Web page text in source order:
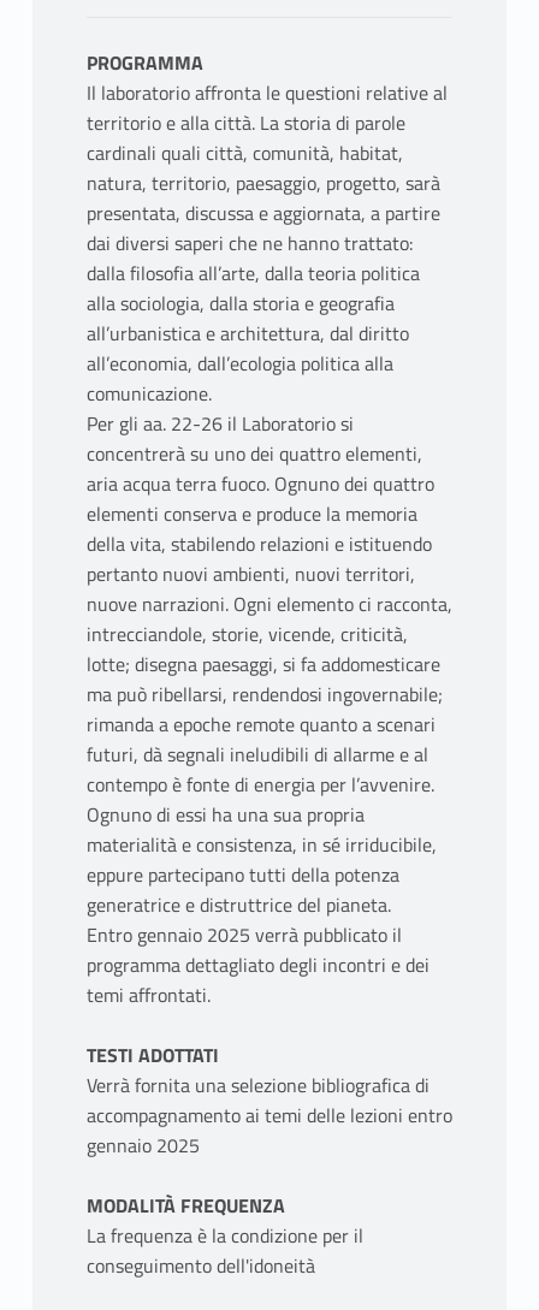
PROGRAMMA
Il laboratorio affronta le questioni relative al
territorio e alla città. La storia di parole
cardinali quali città, comunità, habitat,
natura, territorio, paesaggio, progetto, sarà
presentata, discussa e aggiornata, a partire
dai diversi saperi che ne hanno trattato:
dalla filosofia all’arte, dalla teoria politica
alla sociologia, dalla storia e geografia
all’urbanistica e architettura, dal diritto
all’economia, dall’ecologia politica alla
comunicazione.
Per gli aa. 22-26 il Laboratorio si
concentrerà su uno dei quattro elementi,
aria acqua terra fuoco. Ognuno dei quattro
elementi conserva e produce la memoria
della vita, stabilendo relazioni e istituendo
pertanto nuovi ambienti, nuovi territori,
nuove narrazioni. Ogni elemento ci racconta,
intrecciandole, storie, vicende, criticità,
lotte; disegna paesaggi, si fa addomesticare
ma può ribellarsi, rendendosi ingovernabile;
rimanda a epoche remote quanto a scenari
futuri, dà segnali ineludibili di allarme e al
contempo è fonte di energia per l’avvenire.
Ognuno di essi ha una sua propria
materialità e consistenza, in sé irriducibile,
eppure partecipano tutti della potenza
generatrice e distruttrice del pianeta.
Entro gennaio 2025 verrà pubblicato il
programma dettagliato degli incontri e dei
temi affrontati.
TESTI ADOTTATI
Verrà fornita una selezione bibliografica di
accompagnamento ai temi delle lezioni entro
gennaio 2025
MODALITÀ FREQUENZA
La frequenza è la condizione per il
conseguimento dell'idoneità